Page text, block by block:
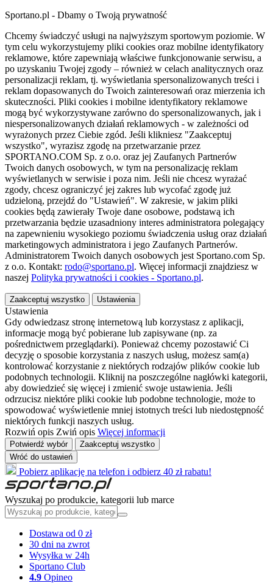
Sportano.pl - Dbamy o Twoją prywatność
Chcemy świadczyć usługi na najwyższym sportowym poziomie. W
tym celu wykorzystujemy pliki cookies oraz mobilne identyfikatory
reklamowe, które zapewniają właściwe funkcjonowanie serwisu, a
po uzyskaniu Twojej zgody – również w celach analitycznych oraz
personalizacji reklam, tj. wyświetlania spersonalizowanych treści i
reklam dopasowanych do Twoich zainteresowań oraz mierzenia ich
skuteczności. Pliki cookies i mobilne identyfikatory reklamowe
mogą być wykorzystywane zarówno do spersonalizowanych, jak i
niespersonalizowanych działań reklamowych - w zależności od
wyrażonych przez Ciebie zgód. Jeśli klikniesz "Zaakceptuj
wszystko", wyrazisz zgodę na przetwarzanie przez
SPORTANO.COM Sp. z o.o. oraz jej Zaufanych Partnerów
Twoich danych osobowych, w tym na personalizację reklam
wyświetlanych w serwisie i poza nim. Jeśli nie chcesz wyrażać
zgody, chcesz ograniczyć jej zakres lub wycofać zgodę już
udzieloną, przejdź do "Ustawień". W zakresie, w jakim pliki
cookies będą zawierały Twoje dane osobowe, podstawą ich
przetwarzania będzie uzasadniony interes administratora polegający
na zapewnieniu wysokiego poziomu świadczenia usług oraz działań
marketingowych administratora i jego Zaufanych Partnerów.
Administratorem Twoich danych osobowych jest Sportano.com Sp.
z o.o. Kontakt: rodo@sportano.pl. Więcej informacji znajdziesz w
naszej Polityka prywatności i cookies - Sportano.pl.
Zaakceptuj wszystko Ustawienia
Ustawienia
Gdy odwiedzasz stronę internetową lub korzystasz z aplikacji,
informacje mogą być pobierane lub zapisywane (np. za
pośrednictwem przeglądarki). Ponieważ chcemy pozostawić Ci
decyzję o sposobie korzystania z naszych usług, możesz sam(a)
kontrolować korzystanie z niektórych rodzajów plików cookie lub
podobnych technologii. Kliknij na poszczególne nagłówki kategorii,
aby dowiedzieć się więcej i zmienić swoje ustawienia. Jeśli
odrzucisz niektóre pliki cookie lub podobne technologie, może to
spowodować wyświetlenie mniej istotnych treści lub niedostępność
niektórych funkcji naszych usług.
Rozwiń opis Zwiń opis Więcej informacji
Potwierdź wybór
Zaakceptuj wszystko
Wróć do ustawień
Pobierz aplikację na telefon i odbierz 40 zł rabatu!
Wyszukaj po produkcie, kategorii lub marce
Dostawa od 0 zł
30 dni na zwrot
Wysyłka w 24h
Sportano Club
4.9 Opineo